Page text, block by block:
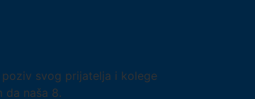
svog prijatelja i kolege
da naša 8.